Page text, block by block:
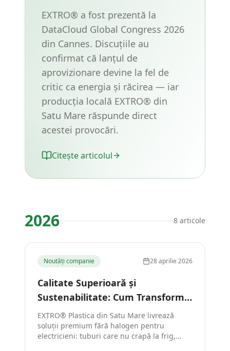
EXTRO® a fost prezentă la
DataCloud Global Congress 2026
din Cannes. Discuțiile au
confirmat că lanțul de
aprovizionare devine la fel de
critic ca energia și răcirea — iar
producția locală EXTRO® din
Satu Mare răspunde direct
acestei provocări.
Citește articolul
2026 8 articole
Noutăți companie 28 aprilie 2026
Calitate Superioară și
Sustenabilitate: Cum Transformă
EXTRO® Piața Maselor Plastice
din România
EXTRO® Plastica din Satu Mare livrează
soluții premium fără halogen pentru
electricieni: tuburi care nu crapă la frig,